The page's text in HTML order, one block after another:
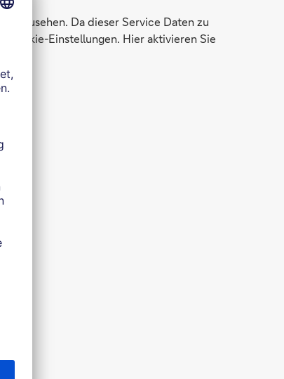
Da dieser Service Daten zu
Cookie-Einstellungen. Hier aktivieren Sie